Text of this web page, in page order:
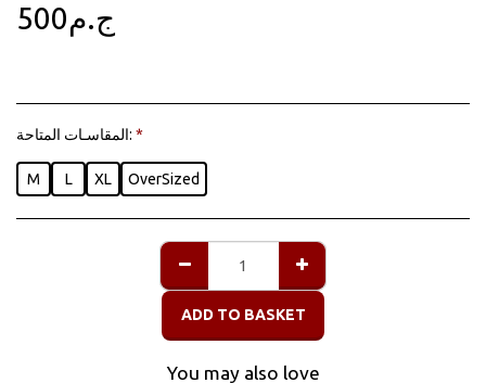
ج.م500
المقاسـات المتاحة: *
M L XL OverSized
ADD TO BASKET
You may also love